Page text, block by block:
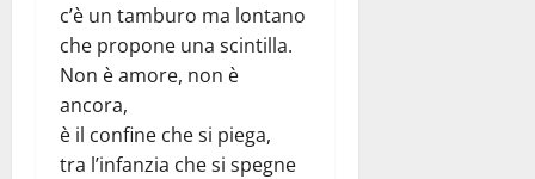
c’è un tamburo ma lontano
che propone una scintilla.
Non è amore, non è
ancora,
è il confine che si piega,
tra l’infanzia che si spegne